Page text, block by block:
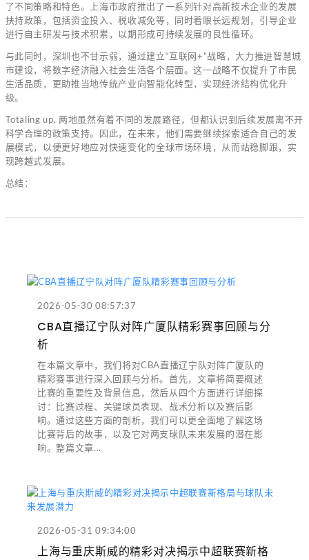
了不同策略和特色。上海市政府推出了一系列针对高新技术企业的发展
扶持政策，包括资金投入、税收减免等，同时着眼长远规划，引导企业
进行自主研发与技术积累，以期形成可持续发展的良性循环。
与此同时，深圳也不甘示弱，通过建立“互联网+”战略，大力推进智慧城
市建设，将数字经济融入社会生活各个层面。这一战略不仅提升了市民
生活品质，更助推当地传统产业向智能化转型，实现经济结构优化升
级。
Totaling up, 两地虽然有着不同的发展路径，但都认识到后续发展离不开
科学合理的政策支持。因此，在未来，他们需要继续探索适合自己的发
展模式，以便更好地应对快速变化的全球市场环境，从而站稳脚跟，实
现跨越式发展。
总结：
2026-05-30 08:57:37
CBA直播辽宁队对阵广厦队精彩赛事回顾与分
析
在本篇文章中，我们将对CBA直播辽宁队对阵广厦队的
精彩赛事进行深入回顾与分析。首先，文章将简要概述
比赛的重要性及背景信息，然后从四个方面进行详细探
讨：比赛过程、关键球员表现、战术分析以及赛后影
响。通过这些方面的剖析，我们可以更全面地了解这场
比赛背后的故事，以及它对两支球队未来发展的潜在影
响。整篇文章...
2026-05-31 09:34:00
上海与重庆斯威的精彩对决揭示中超联赛新格